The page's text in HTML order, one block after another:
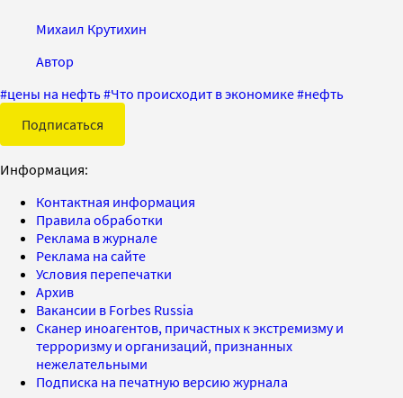
Михаил Крутихин
Автор
#цены на нефть#Что происходит в экономике#нефть
Подписаться
Информация:
Контактная информация
Правила обработки
Реклама в журнале
Реклама на сайте
Условия перепечатки
Архив
Вакансии в Forbes Russia
Сканер иноагентов, причастных к экстремизму и
терроризму и организаций, признанных
нежелательными
Подписка на печатную версию журнала